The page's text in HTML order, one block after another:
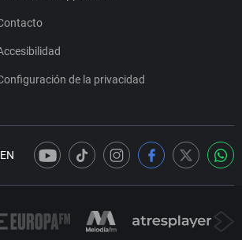
de la privacidad